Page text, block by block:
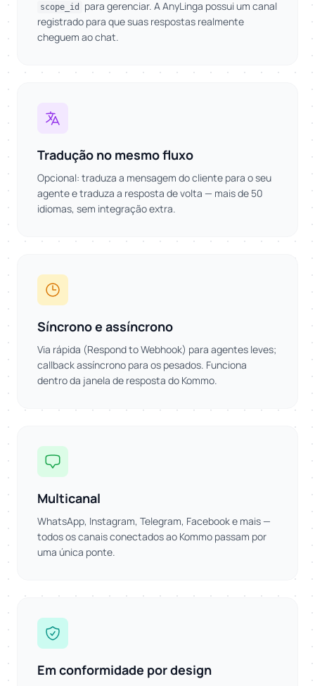
scope_id
para gerenciar. A AnyLinga possui um canal
registrado para que suas respostas realmente
cheguem ao chat.
Tradução no mesmo fluxo
Opcional: traduza a mensagem do cliente para o seu
agente e traduza a resposta de volta — mais de 50
idiomas, sem integração extra.
Síncrono e assíncrono
Via rápida (Respond to Webhook) para agentes leves;
callback assíncrono para os pesados. Funciona
dentro da janela de resposta do Kommo.
Multicanal
WhatsApp, Instagram, Telegram, Facebook e mais —
todos os canais conectados ao Kommo passam por
uma única ponte.
Em conformidade por design